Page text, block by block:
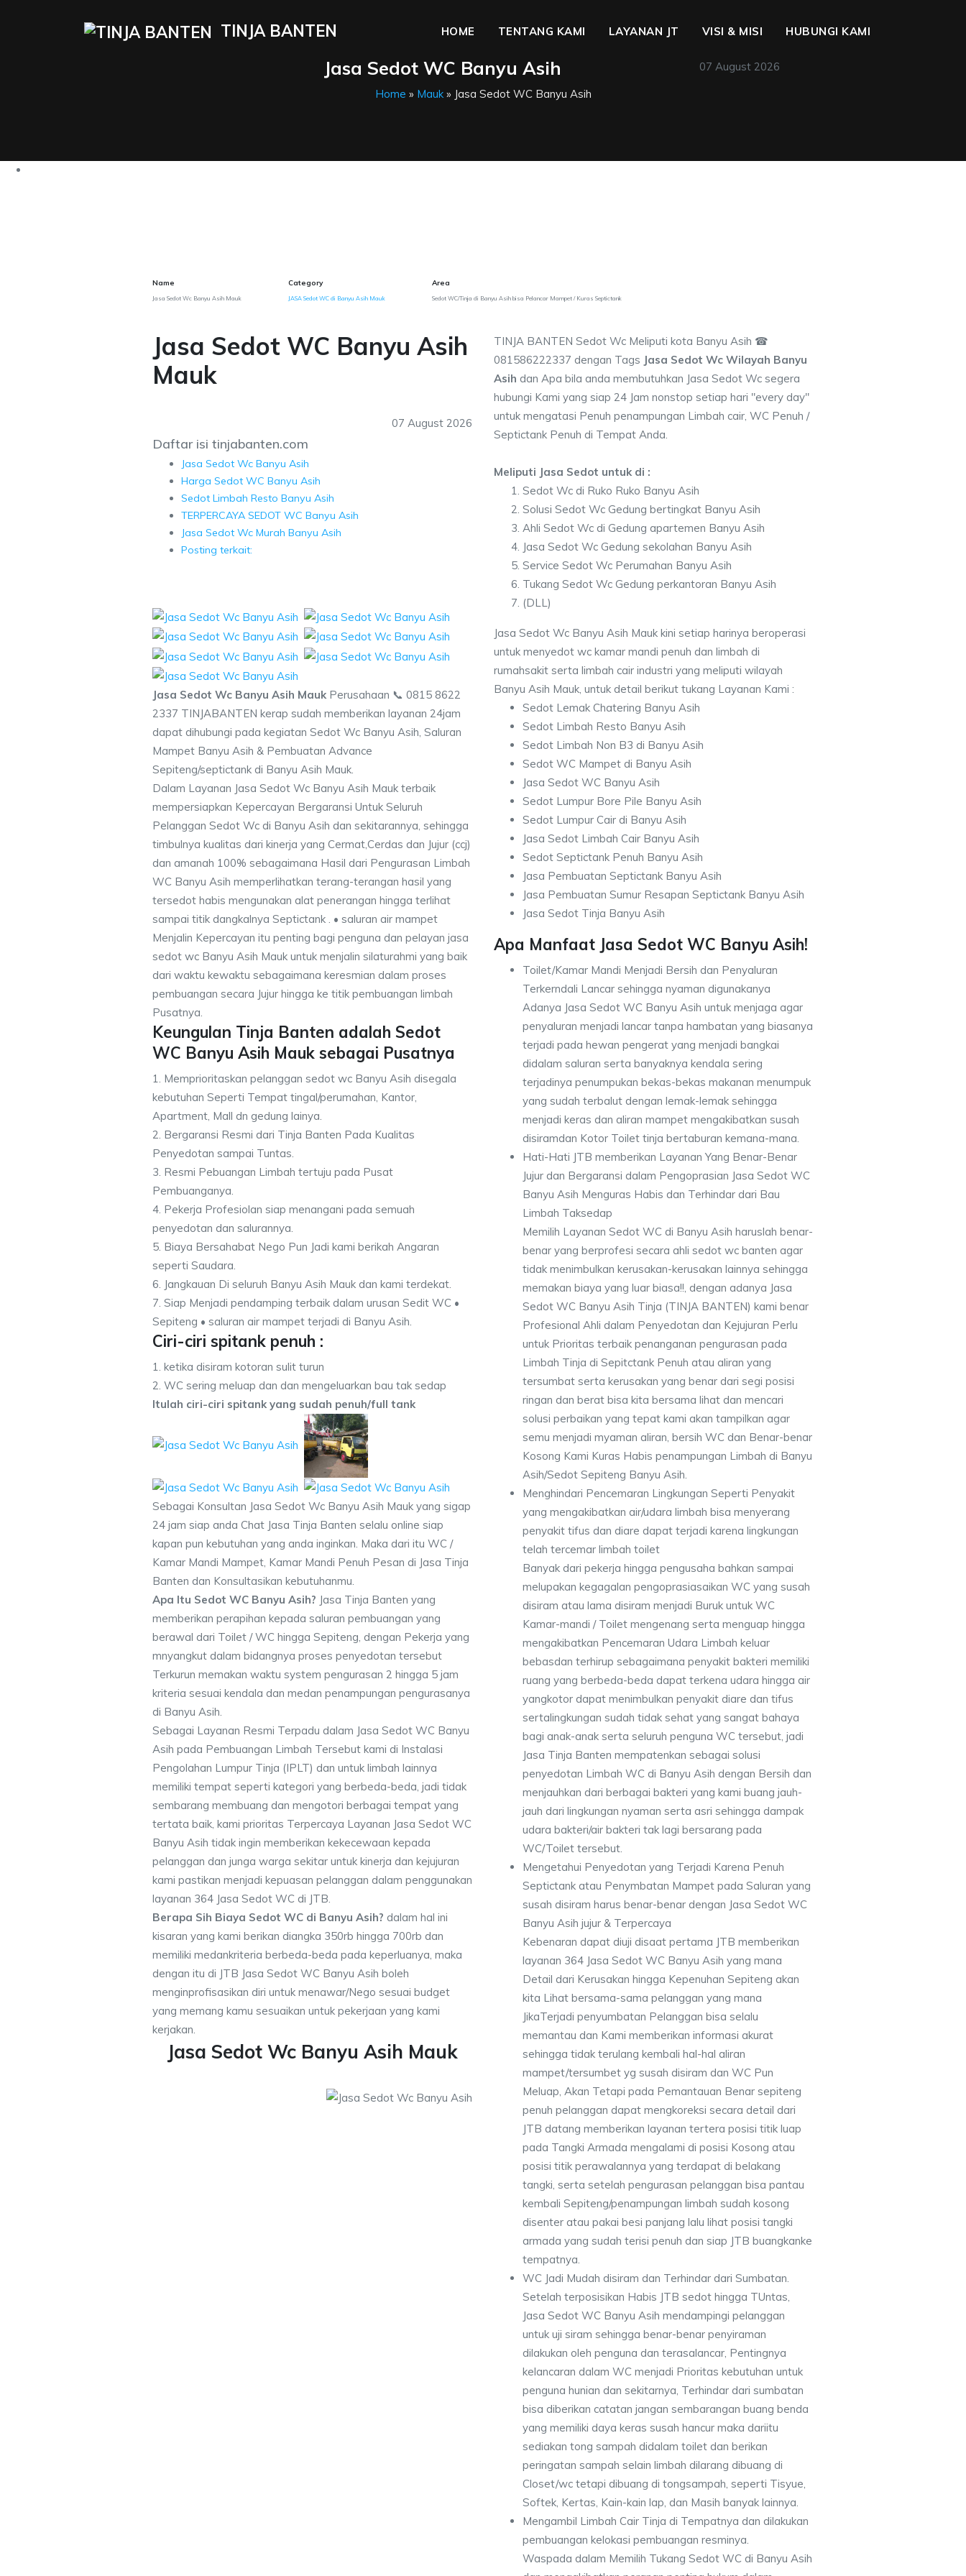
TINJA BANTEN HOME TENTANG KAMI LAYANAN JT VISI & MISI HUBUNGI KAMI
07 August 2026
Jasa Sedot WC Banyu Asih
Home » Mauk» Jasa Sedot WC Banyu Asih
Name
Jasa Sedot Wc Banyu Asih Mauk
Category
JASA Sedot WC di Banyu Asih Mauk
Area
Sedot WC/Tinja di Banyu Asih bisa Pelancar Mampet / Kuras Septictank
Jasa Sedot WC Banyu Asih
Mauk
07 August 2026
Daftar isi tinjabanten.com
Jasa Sedot Wc Banyu Asih
Harga Sedot WC Banyu Asih
Sedot Limbah Resto Banyu Asih
TERPERCAYA SEDOT WC Banyu Asih
Jasa Sedot Wc Murah Banyu Asih
Posting terkait:
Jasa Sedot Wc Banyu Asih Mauk Perusahaan 📞 0815 8622
2337 TINJABANTEN kerap sudah memberikan layanan 24jam
dapat dihubungi pada kegiatan Sedot Wc Banyu Asih, Saluran
Mampet Banyu Asih & Pembuatan Advance
Sepiteng/septictank di Banyu Asih Mauk.
Dalam Layanan Jasa Sedot Wc Banyu Asih Mauk terbaik
mempersiapkan Kepercayan Bergaransi Untuk Seluruh
Pelanggan Sedot Wc di Banyu Asih dan sekitarannya, sehingga
timbulnya kualitas dari kinerja yang Cermat,Cerdas dan Jujur (ccj)
dan amanah 100% sebagaimana Hasil dari Pengurasan Limbah
WC Banyu Asih memperlihatkan terang-terangan hasil yang
tersedot habis mengunakan alat penerangan hingga terlihat
sampai titik dangkalnya Septictank . • saluran air mampet
Menjalin Kepercayan itu penting bagi penguna dan pelayan jasa
sedot wc Banyu Asih Mauk untuk menjalin silaturahmi yang baik
dari waktu kewaktu sebagaimana keresmian dalam proses
pembuangan secara Jujur hingga ke titik pembuangan limbah
Pusatnya.
Keungulan Tinja Banten adalah Sedot
WC Banyu Asih Mauk sebagai Pusatnya
1. Memprioritaskan pelanggan sedot wc Banyu Asih disegala
kebutuhan Seperti Tempat tingal/perumahan, Kantor,
Apartment, Mall dn gedung lainya.
2. Bergaransi Resmi dari Tinja Banten Pada Kualitas
Penyedotan sampai Tuntas.
3. Resmi Pebuangan Limbah tertuju pada Pusat
Pembuanganya.
4. Pekerja Profesiolan siap menangani pada semuah
penyedotan dan salurannya.
5. Biaya Bersahabat Nego Pun Jadi kami berikah Angaran
seperti Saudara.
6. Jangkauan Di seluruh Banyu Asih Mauk dan kami terdekat.
7. Siap Menjadi pendamping terbaik dalam urusan Sedit WC •
Sepiteng • saluran air mampet terjadi di Banyu Asih.
Ciri-ciri spitank penuh :
1. ketika disiram kotoran sulit turun
2. WC sering meluap dan dan mengeluarkan bau tak sedap
Itulah ciri-ciri spitank yang sudah penuh/full tank
Sebagai Konsultan Jasa Sedot Wc Banyu Asih Mauk yang sigap
24 jam siap anda Chat Jasa Tinja Banten selalu online siap
kapan pun kebutuhan yang anda inginkan. Maka dari itu WC /
Kamar Mandi Mampet, Kamar Mandi Penuh Pesan di Jasa Tinja
Banten dan Konsultasikan kebutuhanmu.
Apa Itu Sedot WC Banyu Asih? Jasa Tinja Banten yang
memberikan perapihan kepada saluran pembuangan yang
berawal dari Toilet / WC hingga Sepiteng, dengan Pekerja yang
mnyangkut dalam bidangnya proses penyedotan tersebut
Terkurun memakan waktu system pengurasan 2 hingga 5 jam
kriteria sesuai kendala dan medan penampungan pengurasanya
di Banyu Asih.
Sebagai Layanan Resmi Terpadu dalam Jasa Sedot WC Banyu
Asih pada Pembuangan Limbah Tersebut kami di Instalasi
Pengolahan Lumpur Tinja (IPLT) dan untuk limbah lainnya
memiliki tempat seperti kategori yang berbeda-beda, jadi tidak
sembarang membuang dan mengotori berbagai tempat yang
tertata baik, kami prioritas Terpercaya Layanan Jasa Sedot WC
Banyu Asih tidak ingin memberikan kekecewaan kepada
pelanggan dan junga warga sekitar untuk kinerja dan kejujuran
kami pastikan menjadi kepuasan pelanggan dalam penggunakan
layanan 364 Jasa Sedot WC di JTB.
Berapa Sih Biaya Sedot WC di Banyu Asih? dalam hal ini
kisaran yang kami berikan diangka 350rb hingga 700rb dan
memiliki medankriteria berbeda-beda pada keperluanya, maka
dengan itu di JTB Jasa Sedot WC Banyu Asih boleh
menginprofisasikan diri untuk menawar/Nego sesuai budget
yang memang kamu sesuaikan untuk pekerjaan yang kami
kerjakan.
Jasa Sedot Wc Banyu Asih Mauk
TINJA BANTEN Sedot Wc Meliputi kota Banyu Asih ☎
081586222337 dengan Tags Jasa Sedot Wc Wilayah Banyu
Asih dan Apa bila anda membutuhkan Jasa Sedot Wc segera
hubungi Kami yang siap 24 Jam nonstop setiap hari "every day"
untuk mengatasi Penuh penampungan Limbah cair, WC Penuh /
Septictank Penuh di Tempat Anda.
Meliputi Jasa Sedot untuk di :
Sedot Wc di Ruko Ruko Banyu Asih
Solusi Sedot Wc Gedung bertingkat Banyu Asih
Ahli Sedot Wc di Gedung apartemen Banyu Asih
Jasa Sedot Wc Gedung sekolahan Banyu Asih
Service Sedot Wc Perumahan Banyu Asih
Tukang Sedot Wc Gedung perkantoran Banyu Asih
(DLL)
Jasa Sedot Wc Banyu Asih Mauk kini setiap harinya beroperasi
untuk menyedot wc kamar mandi penuh dan limbah di
rumahsakit serta limbah cair industri yang meliputi wilayah
Banyu Asih Mauk, untuk detail berikut tukang Layanan Kami :
Sedot Lemak Chatering Banyu Asih
Sedot Limbah Resto Banyu Asih
Sedot Limbah Non B3 di Banyu Asih
Sedot WC Mampet di Banyu Asih
Jasa Sedot WC Banyu Asih
Sedot Lumpur Bore Pile Banyu Asih
Sedot Lumpur Cair di Banyu Asih
Jasa Sedot Limbah Cair Banyu Asih
Sedot Septictank Penuh Banyu Asih
Jasa Pembuatan Septictank Banyu Asih
Jasa Pembuatan Sumur Resapan Septictank Banyu Asih
Jasa Sedot Tinja Banyu Asih
Apa Manfaat Jasa Sedot WC Banyu Asih!
Toilet/Kamar Mandi Menjadi Bersih dan Penyaluran
Terkerndali Lancar sehingga nyaman digunakanya
Adanya Jasa Sedot WC Banyu Asih untuk menjaga agar
penyaluran menjadi lancar tanpa hambatan yang biasanya
terjadi pada hewan pengerat yang menjadi bangkai
didalam saluran serta banyaknya kendala sering
terjadinya penumpukan bekas-bekas makanan menumpuk
yang sudah terbalut dengan lemak-lemak sehingga
menjadi keras dan aliran mampet mengakibatkan susah
disiramdan Kotor Toilet tinja bertaburan kemana-mana.
Hati-Hati JTB memberikan Layanan Yang Benar-Benar
Jujur dan Bergaransi dalam Pengoprasian Jasa Sedot WC
Banyu Asih Menguras Habis dan Terhindar dari Bau
Limbah Taksedap
Memilih Layanan Sedot WC di Banyu Asih haruslah benar-
benar yang berprofesi secara ahli sedot wc banten agar
tidak menimbulkan kerusakan-kerusakan lainnya sehingga
memakan biaya yang luar biasa!!, dengan adanya Jasa
Sedot WC Banyu Asih Tinja (TINJA BANTEN) kami benar
Profesional Ahli dalam Penyedotan dan Kejujuran Perlu
untuk Prioritas terbaik penanganan pengurasan pada
Limbah Tinja di Sepitctank Penuh atau aliran yang
tersumbat serta kerusakan yang benar dari segi posisi
ringan dan berat bisa kita bersama lihat dan mencari
solusi perbaikan yang tepat kami akan tampilkan agar
semu menjadi myaman aliran, bersih WC dan Benar-benar
Kosong Kami Kuras Habis penampungan Limbah di Banyu
Asih/Sedot Sepiteng Banyu Asih.
Menghindari Pencemaran Lingkungan Seperti Penyakit
yang mengakibatkan air/udara limbah bisa menyerang
penyakit tifus dan diare dapat terjadi karena lingkungan
telah tercemar limbah toilet
Banyak dari pekerja hingga pengusaha bahkan sampai
melupakan kegagalan pengoprasiasaikan WC yang susah
disiram atau lama disiram menjadi Buruk untuk WC
Kamar-mandi / Toilet mengenang serta menguap hingga
mengakibatkan Pencemaran Udara Limbah keluar
bebasdan terhirup sebagaimana penyakit bakteri memiliki
ruang yang berbeda-beda dapat terkena udara hingga air
yangkotor dapat menimbulkan penyakit diare dan tifus
sertalingkungan sudah tidak sehat yang sangat bahaya
bagi anak-anak serta seluruh penguna WC tersebut, jadi
Jasa Tinja Banten mempatenkan sebagai solusi
penyedotan Limbah WC di Banyu Asih dengan Bersih dan
menjauhkan dari berbagai bakteri yang kami buang jauh-
jauh dari lingkungan nyaman serta asri sehingga dampak
udara bakteri/air bakteri tak lagi bersarang pada
WC/Toilet tersebut.
Mengetahui Penyedotan yang Terjadi Karena Penuh
Septictank atau Penymbatan Mampet pada Saluran yang
susah disiram harus benar-benar dengan Jasa Sedot WC
Banyu Asih jujur & Terpercaya
Kebenaran dapat diuji disaat pertama JTB memberikan
layanan 364 Jasa Sedot WC Banyu Asih yang mana
Detail dari Kerusakan hingga Kepenuhan Sepiteng akan
kita Lihat bersama-sama pelanggan yang mana
JikaTerjadi penyumbatan Pelanggan bisa selalu
memantau dan Kami memberikan informasi akurat
sehingga tidak terulang kembali hal-hal aliran
mampet/tersumbet yg susah disiram dan WC Pun
Meluap, Akan Tetapi pada Pemantauan Benar sepiteng
penuh pelanggan dapat mengkoreksi secara detail dari
JTB datang memberikan layanan tertera posisi titik luap
pada Tangki Armada mengalami di posisi Kosong atau
posisi titik perawalannya yang terdapat di belakang
tangki, serta setelah pengurasan pelanggan bisa pantau
kembali Sepiteng/penampungan limbah sudah kosong
disenter atau pakai besi panjang lalu lihat posisi tangki
armada yang sudah terisi penuh dan siap JTB buangkanke
tempatnya.
WC Jadi Mudah disiram dan Terhindar dari Sumbatan.
Setelah terposisikan Habis JTB sedot hingga TUntas,
Jasa Sedot WC Banyu Asih mendampingi pelanggan
untuk uji siram sehingga benar-benar penyiraman
dilakukan oleh penguna dan terasalancar, Pentingnya
kelancaran dalam WC menjadi Prioritas kebutuhan untuk
penguna hunian dan sekitarnya, Terhindar dari sumbatan
bisa diberikan catatan jangan sembarangan buang benda
yang memiliki daya keras susah hancur maka dariitu
sediakan tong sampah didalam toilet dan berikan
peringatan sampah selain limbah dilarang dibuang di
Closet/wc tetapi dibuang di tongsampah, seperti Tisyue,
Softek, Kertas, Kain-kain lap, dan Masih banyak lainnya.
Mengambil Limbah Cair Tinja di Tempatnya dan dilakukan
pembuangan kelokasi pembuangan resminya.
Waspada dalam Memilih Tukang Sedot WC di Banyu Asih